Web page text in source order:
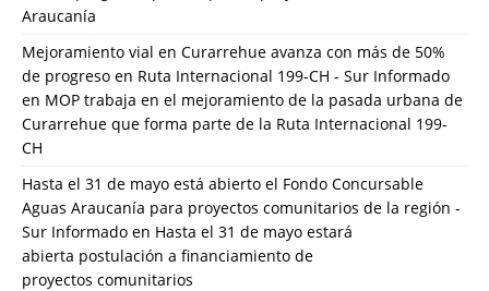
Araucanía
Mejoramiento vial en Curarrehue avanza con más de 50%
de progreso en Ruta Internacional 199-CH - Sur Informado
en MOP trabaja en el mejoramiento de la pasada urbana de
Curarrehue que forma parte de la Ruta Internacional 199-
CH
Hasta el 31 de mayo está abierto el Fondo Concursable
Aguas Araucanía para proyectos comunitarios de la región -
Sur Informado en Hasta el 31 de mayo estará
abierta postulación a financiamiento de
proyectos comunitarios